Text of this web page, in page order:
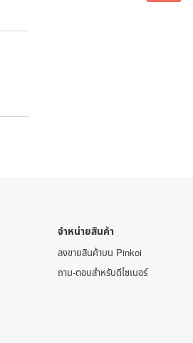
จำหน่ายสินค้า
ลงขายสินค้าบน Pinkoi
ถาม-ตอบสำหรับดีไซเนอร์